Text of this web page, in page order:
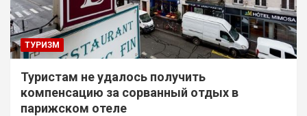
ТУРИЗМ
Туристам не удалось получить
компенсацию за сорванный отдых в
парижском отеле